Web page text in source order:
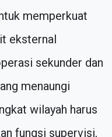
memperkuat
eksternal
sekunder dan
menaungi
wilayah harus
fungsi supervisi,